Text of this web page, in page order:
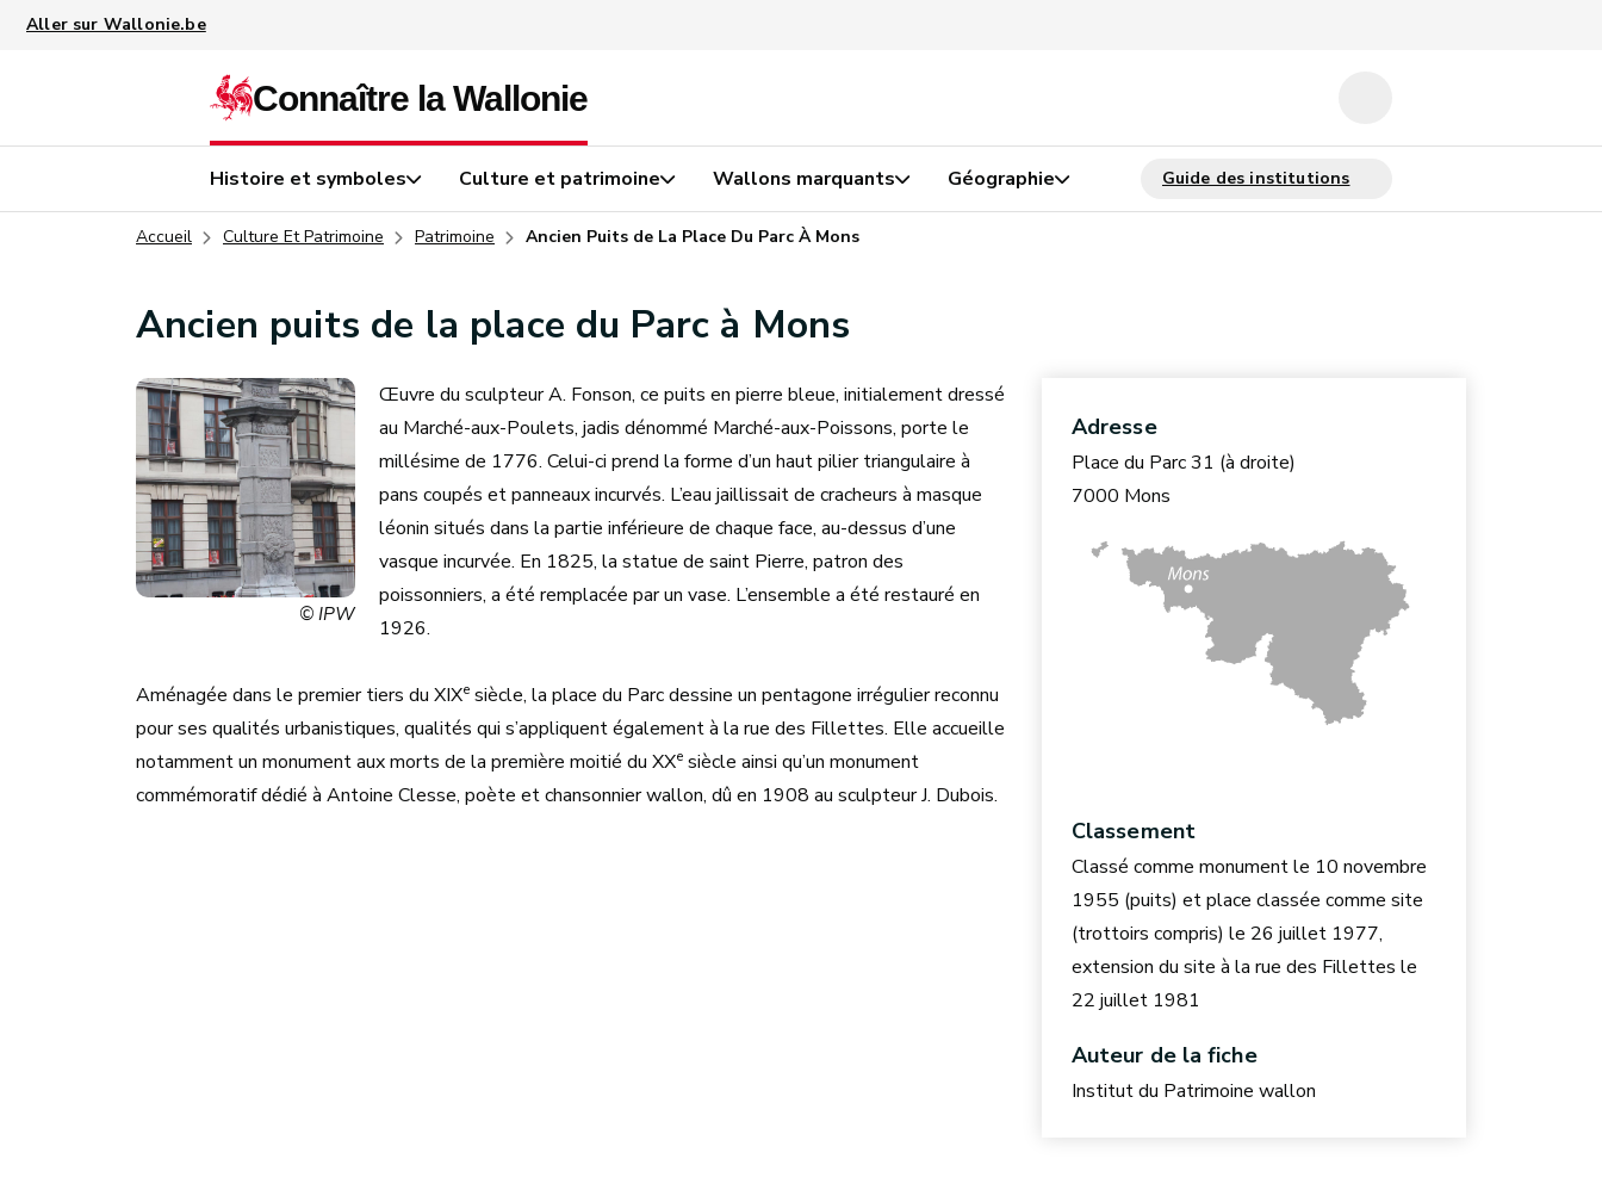
Histoire et symboles Culture et patrimoine Wallons marquants Géographie
Accueil Culture Et Patrimoine Patrimoine Ancien Puits de La Place Du Parc À Mons
Ancien puits de la place du Parc à Mons
© IPW
Œuvre du sculpteur A. Fonson, ce puits en pierre bleue, initialement dressé
au Marché-aux-Poulets, jadis dénommé Marché-aux-Poissons, porte le
millésime de 1776. Celui-ci prend la forme d’un haut pilier triangulaire à
pans coupés et panneaux incurvés. L’eau jaillissait de cracheurs à masque
léonin situés dans la partie inférieure de chaque face, au-dessus d’une
vasque incurvée. En 1825, la statue de saint Pierre, patron des
poissonniers, a été remplacée par un vase. L’ensemble a été restauré en
1926.
Aménagée dans le premier tiers du XIXe siècle, la place du Parc dessine un pentagone irrégulier reconnu
pour ses qualités urbanistiques, qualités qui s’appliquent également à la rue des Fillettes. Elle accueille
notamment un monument aux morts de la première moitié du XXe siècle ainsi qu’un monument
commémoratif dédié à Antoine Clesse, poète et chansonnier wallon, dû en 1908 au sculpteur J. Dubois.
Adresse
Place du Parc 31 (à droite)
7000 Mons
Classement
Classé comme monument le 10 novembre
1955 (puits) et place classée comme site
(trottoirs compris) le 26 juillet 1977,
extension du site à la rue des Fillettes le
22 juillet 1981
Auteur de la fiche
Institut du Patrimoine wallon